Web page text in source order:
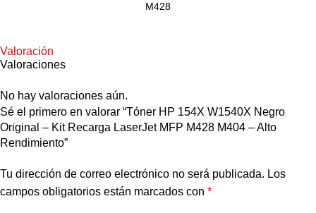
M428
Valoración
Valoraciones
No hay valoraciones aún.
Sé el primero en valorar “Tóner HP 154X W1540X Negro
Original – Kit Recarga LaserJet MFP M428 M404 – Alto
Rendimiento”
Tu dirección de correo electrónico no será publicada. Los
campos obligatorios están marcados con *